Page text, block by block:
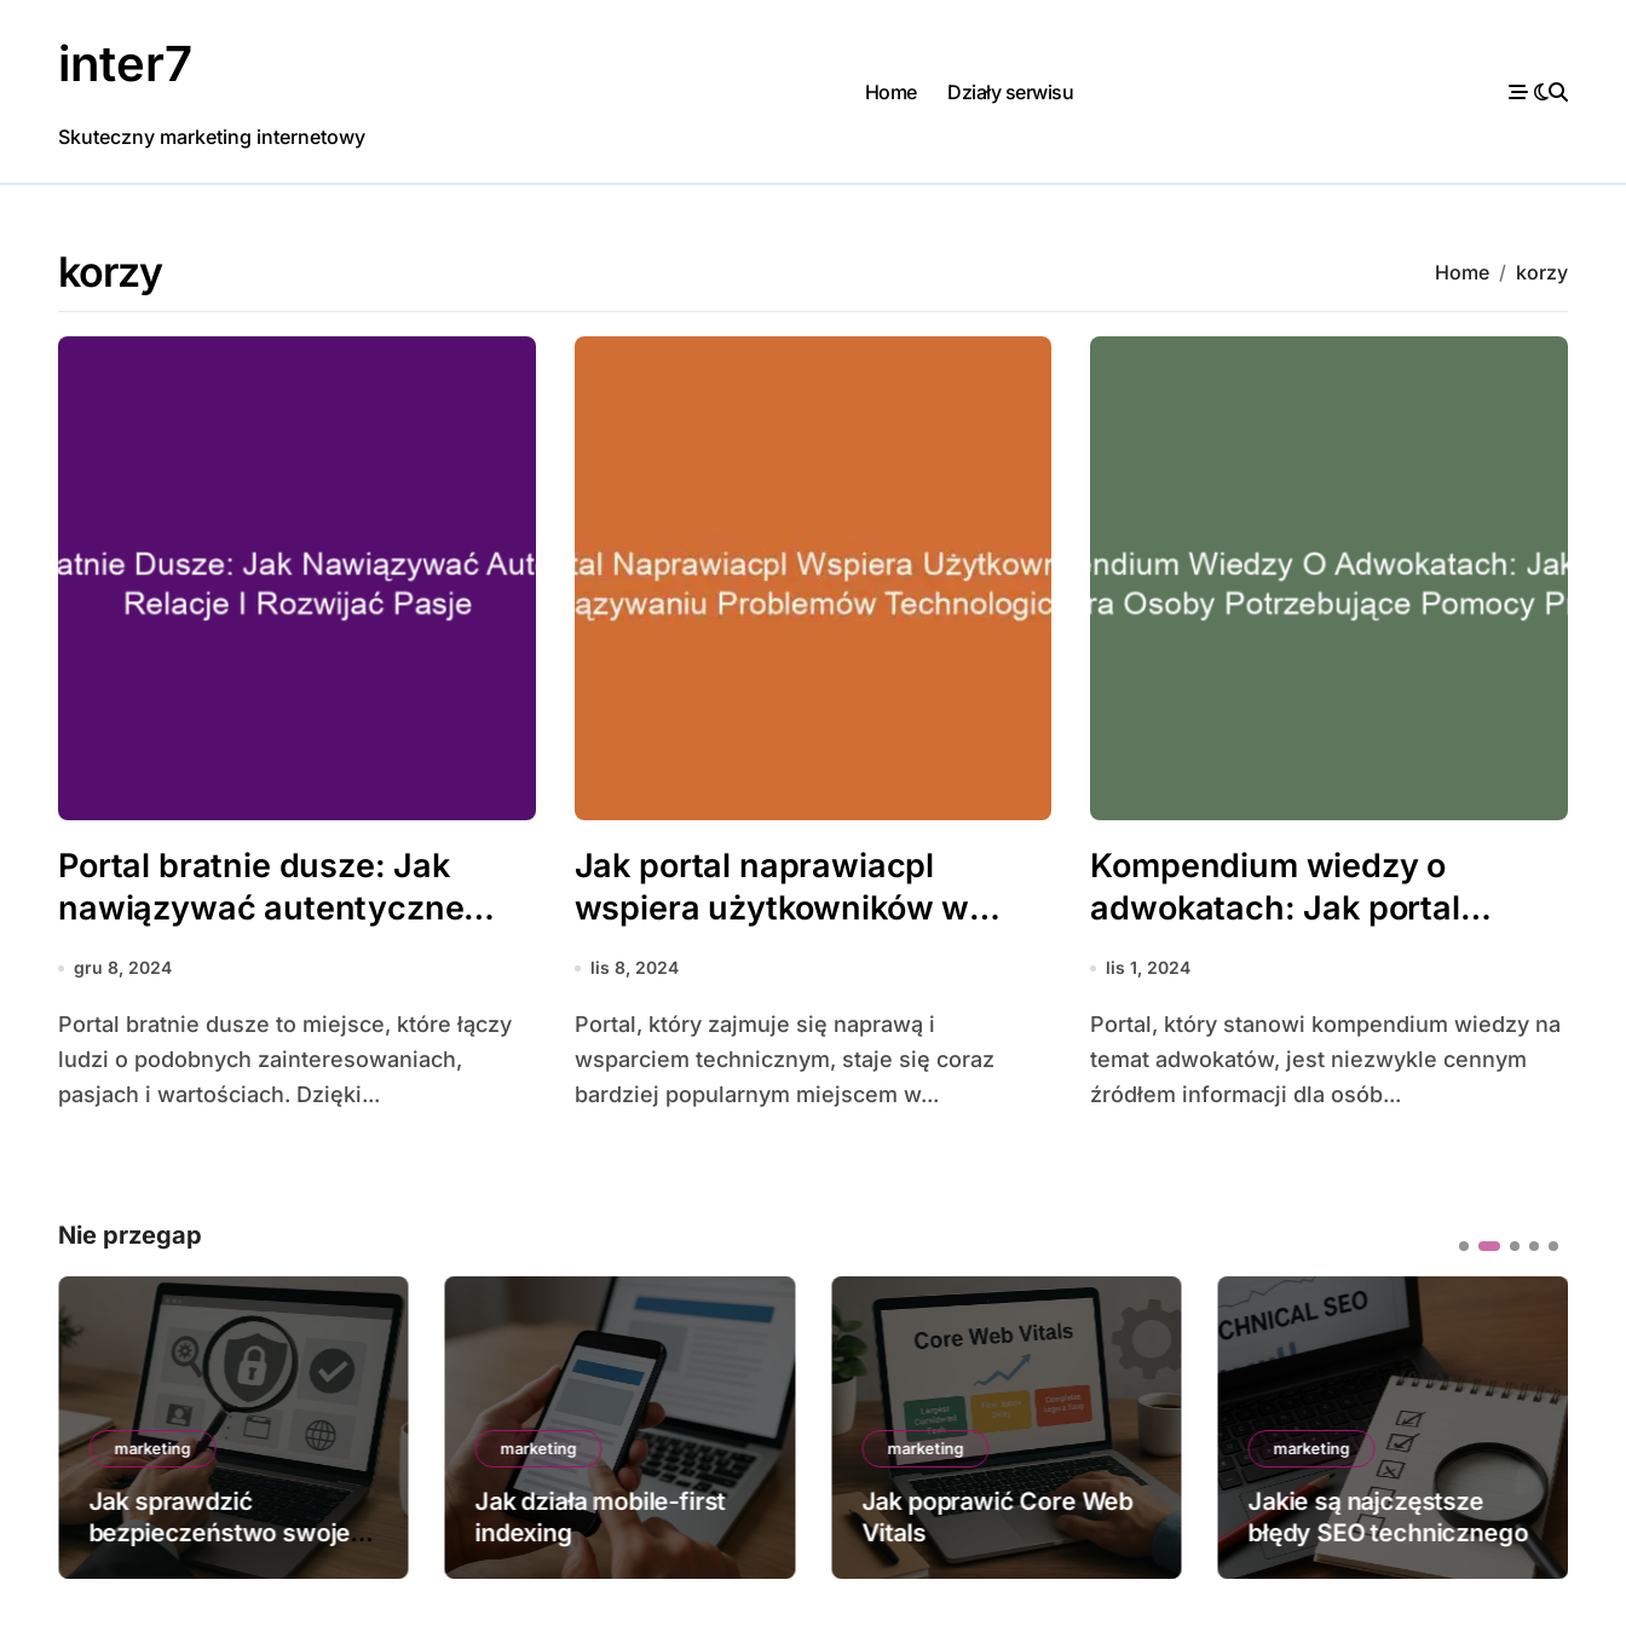
inter7
Skuteczny marketing internetowy
Home Działy serwisu
korzy Home korzy
Portal bratnie dusze: Jak
nawiązywać autentyczne
relacje i rozwijać pasje
gru 8, 2024
Portal bratnie dusze to miejsce, które łączy
ludzi o podobnych zainteresowaniach,
pasjach i wartościach. Dzięki...
Jak portal naprawiacpl
wspiera użytkowników w
rozwiązywaniu problemów
lis 8, 2024
Portal, który zajmuje się naprawą i
wsparciem technicznym, staje się coraz
bardziej popularnym miejscem w...
Kompendium wiedzy o
adwokatach: Jak portal
wspiera osoby potrzebujące
lis 1, 2024
Portal, który stanowi kompendium wiedzy na
temat adwokatów, jest niezwykle cennym
źródłem informacji dla osób...
Nie przegap
marketing
Jak sprawdzić
bezpieczeństwo swojej
strony
marketing
Jak działa mobile-first
indexing
marketing
Jak poprawić Core Web
Vitals
marketing
Jakie są najczęstsze
błędy SEO technicznego